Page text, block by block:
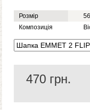
виготовляється з
щільному в'язанню
Лимонна шапка
доречною, коли
її собі замовити.
Розмір
Композиція
470 грн.